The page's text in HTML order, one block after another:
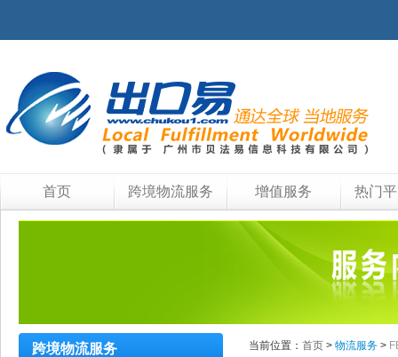
首页 跨境物流服务 增值服务 热门
跨境物流服务 当前位置： 首页 > 物流服务 >